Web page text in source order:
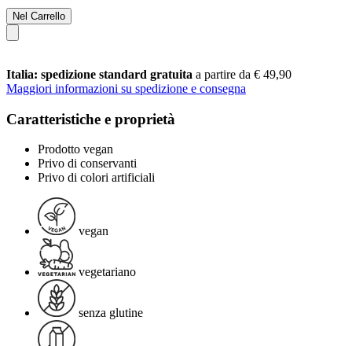
Nel Carrello
Italia: spedizione standard gratuita a partire da € 49,90
Maggiori informazioni su spedizione e consegna
Caratteristiche e proprietà
Prodotto vegan
Privo di conservanti
Privo di colori artificiali
vegan
vegetariano
senza glutine